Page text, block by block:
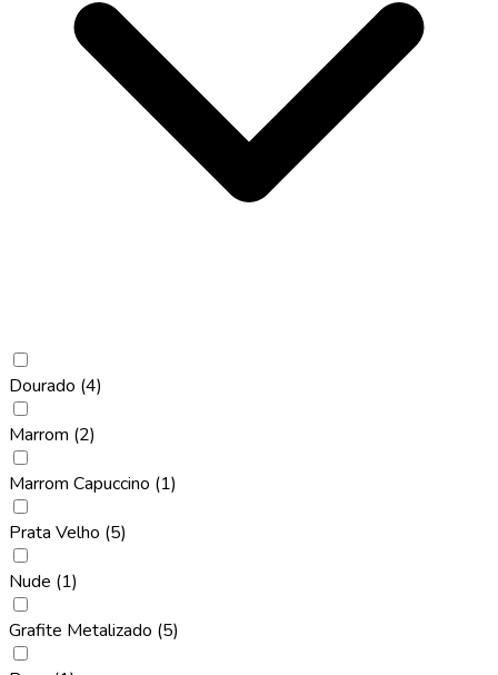
Dourado (4)
Marrom (2)
Marrom Capuccino (1)
Prata Velho (5)
Nude (1)
Grafite Metalizado (5)